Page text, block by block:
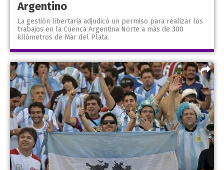
Argentino
La gestión libertaria adjudicó un permiso para realizar los
trabajos en la Cuenca Argentina Norte a más de 300
kilómetros de Mar del Plata.